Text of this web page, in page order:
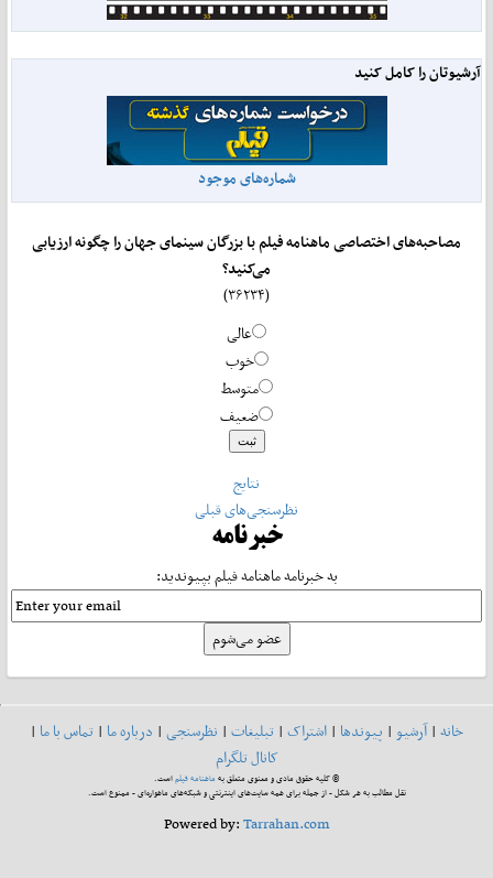
آرشیوتان را کامل کنید
شماره‌های موجود
مصاحبه‌های اختصاصی ماهنامه فیلم با بزرگان سینمای جهان را چگونه ارزیابی
می‌کنید؟
عالی
خوب
متوسط
ضعیف
نتایج
نظرسنجی‌های قبلی
خبرنامه
به خبرنامه ماهنامه فیلم بپیوندید:
خانه|آرشیو| پیوندها| اشتراک| تبلیغات| نظرسنجی| درباره ما| تماس با ما|
کانال تلگرام
© کلیه حقوق مادی و معنوی متعلق بهماهنامه فیلماست.
نقل مطالب به هر شکل - از جمله برای همه سایت‌های اینترنتی و شبکه‌های ماهواره‌ای - ممنوع است.
Powered by:Tarrahan.com